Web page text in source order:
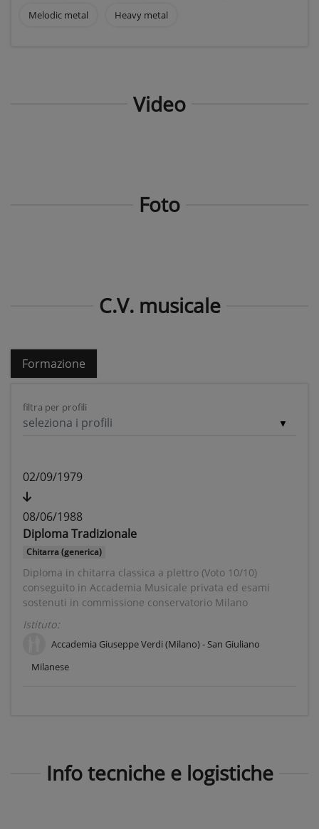
Melodic metal Heavy metal
Video
Foto
C.V. musicale
Formazione
filtra per profili
seleziona i profili
02/09/1979
08/06/1988
Diploma Tradizionale
Chitarra (generica)
Diploma in chitarra classica a plettro (Voto 10/10)
conseguito in Accademia Musicale privata ed esami
sostenuti in commissione conservatorio Milano
Istituto:
Accademia Giuseppe Verdi (Milano) - San Giuliano
Milanese
Info tecniche e logistiche